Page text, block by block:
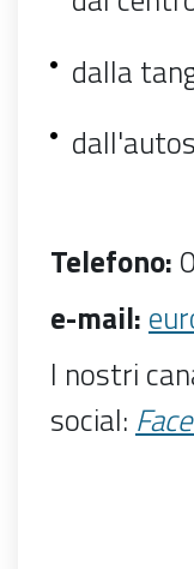
dalla
dall'
Telefono:
e-mail:
I nostri
social: